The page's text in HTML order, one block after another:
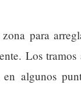
para
Los tramos
algunos